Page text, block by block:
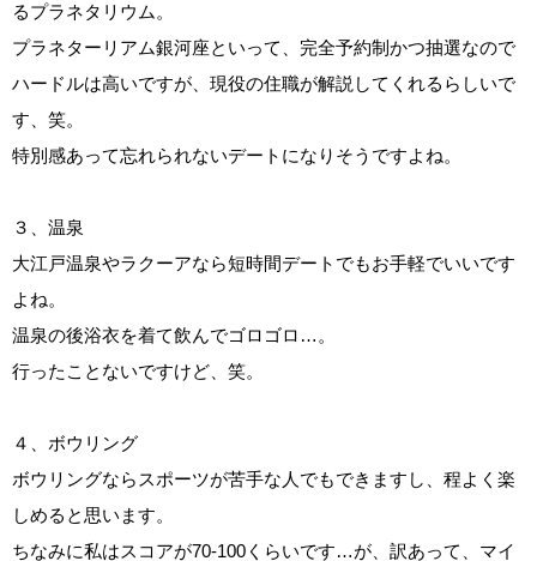
るプラネタリウム。
プラネターリアム銀河座といって、完全予約制かつ抽選なので
ハードルは高いですが、現役の住職が解説してくれるらしいで
す、笑。
特別感あって忘れられないデートになりそうですよね。
３、温泉
大江戸温泉やラクーアなら短時間デートでもお手軽でいいです
よね。
温泉の後浴衣を着て飲んでゴロゴロ…。
行ったことないですけど、笑。
４、ボウリング
ボウリングならスポーツが苦手な人でもできますし、程よく楽
しめると思います。
ちなみに私はスコアが70-100くらいです…が、訳あって、マイ